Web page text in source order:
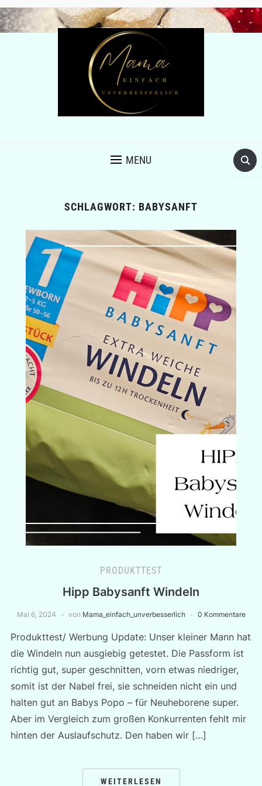
MENU
SCHLAGWORT: BABYSANFT
PRODUKTTEST
Hipp Babysanft Windeln
Mai 6, 2024 von Mama_einfach_unverbesserlich 0 Kommentare
Produkttest/ Werbung Update: Unser kleiner Mann hat
die Windeln nun ausgiebig getestet. Die Passform ist
richtig gut, super geschnitten, vorn etwas niedriger,
somit ist der Nabel frei, sie schneiden nicht ein und
halten gut an Babys Popo – für Neuheborene super.
Aber im Vergleich zum großen Konkurrenten fehlt mir
hinten der Auslaufschutz. Den haben wir […]
WEITERLESEN